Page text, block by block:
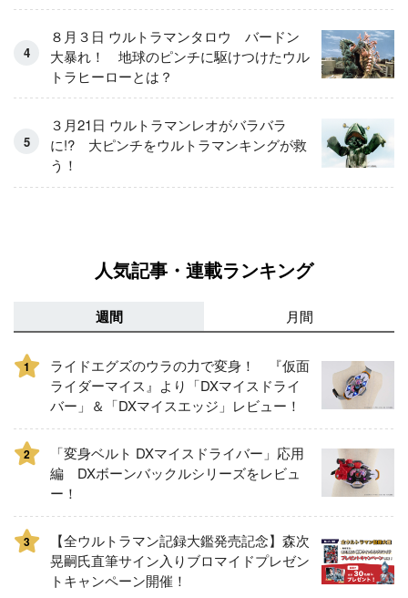
８月３日 ウルトラマンタロウ バードン
大暴れ！ 地球のピンチに駆けつけたウル
トラヒーローとは？
３月21日 ウルトラマンレオがバラバラ
に!? 大ピンチをウルトラマンキングが救
う！
人気記事・連載ランキング
週間 月間
1
ライドエグズのウラの力で変身！ 『仮面
ライダーマイス』より「DXマイスドライ
バー」＆「DXマイスエッジ」レビュー！
2
「変身ベルト DXマイスドライバー」応用
編 DXボーンバックルシリーズをレビュ
ー！
3
【全ウルトラマン記録大鑑発売記念】森次
晃嗣氏直筆サイン入りブロマイドプレゼン
トキャンペーン開催！